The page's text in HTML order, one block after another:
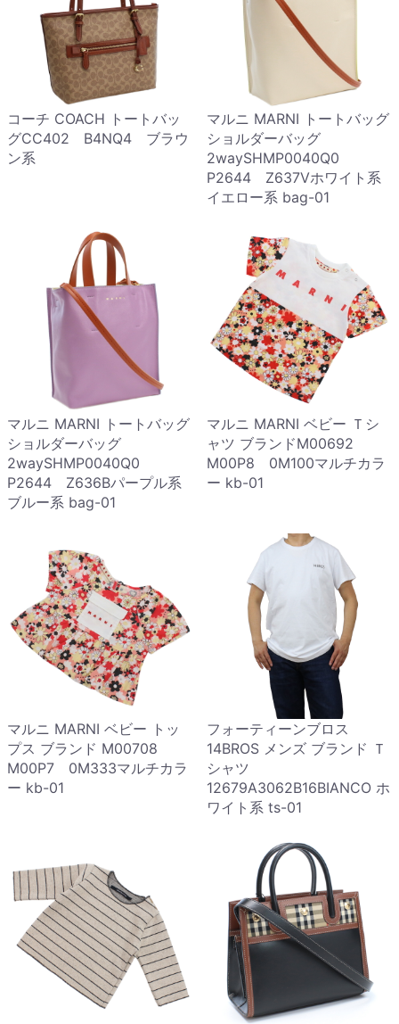
コーチ COACH トートバッ
グCC402 B4NQ4 ブラウ
ン系
マルニ MARNI トートバッグ
ショルダーバッグ
2waySHMP0040Q0
P2644 Z637Vホワイト系
イエロー系 bag-01
マルニ MARNI トートバッグ
ショルダーバッグ
2waySHMP0040Q0
P2644 Z636Bパープル系
ブルー系 bag-01
マルニ MARNI ベビー Ｔシ
ャツ ブランドM00692
M00P8 0M100マルチカラ
ー kb-01
マルニ MARNI ベビー トッ
プス ブランド M00708
M00P7 0M333マルチカラ
ー kb-01
フォーティーンブロス
14BROS メンズ ブランド Ｔ
シャツ
12679A3062B16BIANCO ホ
ワイト系 ts-01